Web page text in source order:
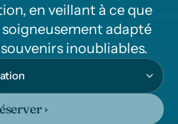
en veillant à ce que
adapté
inoubliables.
›